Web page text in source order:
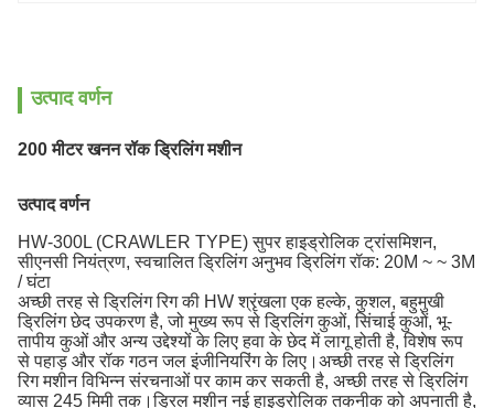
उत्पाद वर्णन
200 मीटर खनन रॉक ड्रिलिंग मशीन
उत्पाद वर्णन
HW-300L (CRAWLER TYPE) सुपर हाइड्रोलिक ट्रांसमिशन,
सीएनसी नियंत्रण, स्वचालित ड्रिलिंग अनुभव ड्रिलिंग रॉक: 20M ~ ~ 3M
/ घंटा
अच्छी तरह से ड्रिलिंग रिग की HW श्रृंखला एक हल्के, कुशल, बहुमुखी
ड्रिलिंग छेद उपकरण है, जो मुख्य रूप से ड्रिलिंग कुओं, सिंचाई कुओं, भू-
तापीय कुओं और अन्य उद्देश्यों के लिए हवा के छेद में लागू होती है, विशेष रूप
से पहाड़ और रॉक गठन जल इंजीनियरिंग के लिए।अच्छी तरह से ड्रिलिंग
रिग मशीन विभिन्न संरचनाओं पर काम कर सकती है, अच्छी तरह से ड्रिलिंग
व्यास 245 मिमी तक।ड्रिल मशीन नई हाइड्रोलिक तकनीक को अपनाती है,